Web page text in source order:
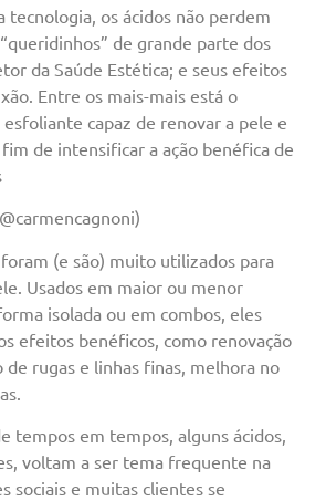
tecnologia, os ácidos não perdem
de grande parte dos
da Saúde Estética; e seus efeitos
Entre os mais-mais está o
capaz de renovar a pele e
de intensificar a ação benéfica de
(e são) muito utilizados para
Usados em maior ou menor
isolada ou em combos, eles
efeitos benéficos, como renovação
de rugas e linhas finas, melhora no
tempos em tempos, alguns ácidos,
voltam a ser tema frequente na
sociais e muitas clientes se